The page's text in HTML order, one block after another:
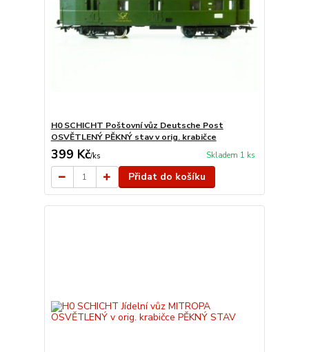
H0 SCHICHT Poštovní vůz Deutsche Post
OSVĚTLENÝ PĚKNÝ stav v orig. krabičce
399 Kč/ks Skladem 1 ks
Přidat do košíku